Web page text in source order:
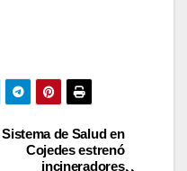
Sistema de Salud en
Cojedes estrenó
incineradores